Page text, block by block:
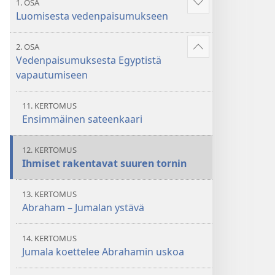
1. OSA
Luomisesta vedenpaisumukseen
Näytä
2. OSA
Vedenpaisumuksesta Egyptistä
vapautumiseen
Näytä
11. KERTOMUS
Ensimmäinen sateenkaari
12. KERTOMUS
Ihmiset rakentavat suuren tornin
13. KERTOMUS
Abraham – Jumalan ystävä
14. KERTOMUS
Jumala koettelee Abrahamin uskoa